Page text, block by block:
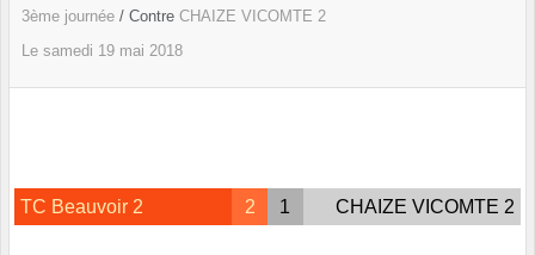
3ème journée / Contre CHAIZE VICOMTE 2
Le samedi 19 mai 2018
TC Beauvoir 2 2 1 CHAIZE VICOMTE 2